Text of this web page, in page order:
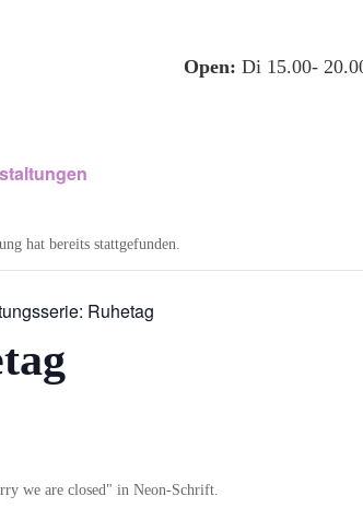
Open: Di 15.00-
hat bereits stattgefunden.
Ruhetag